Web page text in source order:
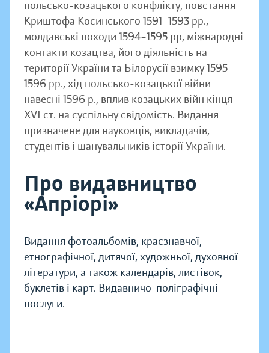
польсько-козацького конфлікту, повстання
Криштофа Косинського 1591–1593 рр.,
молдавські походи 1594–1595 рр, міжнародні
контакти козацтва, його діяльність на
території України та Білорусії взимку 1595–
1596 рр., хід польсько-козацької війни
навесні 1596 р., вплив козацьких війн кінця
XVI ст. на суспільну свідомість. Видання
призначене для науковців, викладачів,
студентів і шанувальників історії України.
Про видавництво
«Апріорі»
Видання фотоальбомів, краєзнавчої,
етнографічної, дитячої, художньої, духовної
літератури, а також календарів, листівок,
буклетів і карт. Видавничо-поліграфічні
послуги.